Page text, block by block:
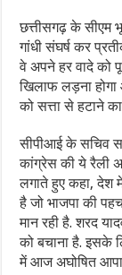
छत्तीसगढ़ के सीएम
गांधी संघर्ष कर
वे अपने हर वादे को
खिलाफ लड़ना होगा
को सत्ता से हटाने
सीपीआई के सचिव
कांग्रेस की ये रैली
लगाते हुए कहा, देश
है जो भाजपा की
मान रही है. शरद
को बचाना है. इसके
में आज अघोषित